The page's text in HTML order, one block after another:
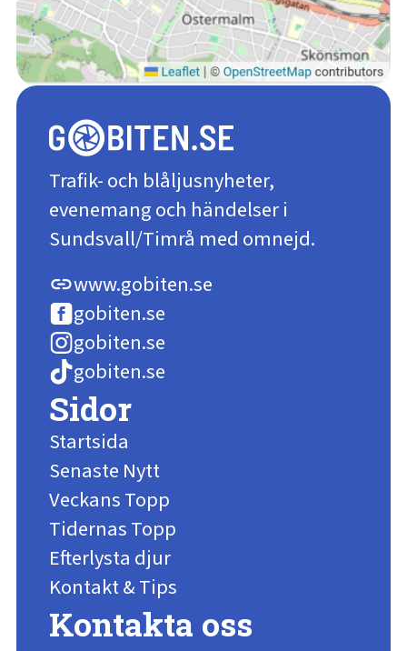
Trafik- och blåljusnyheter,
evenemang och händelser i
Sundsvall/Timrå med omnejd.
linkwww.gobiten.se
gobiten.se
gobiten.se
gobiten.se
Sidor
Startsida
Senaste Nytt
Veckans Topp
Tidernas Topp
Efterlysta djur
Kontakt & Tips
Kontakta oss